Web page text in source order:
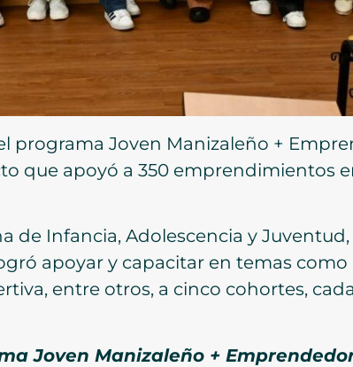
programa Joven Manizaleño +
que apoyó a 350 emprendimientos
de Infancia, Adolescencia y
apoyar y capacitar en temas
entre otros, a cinco cohortes,
Joven Manizaleño +